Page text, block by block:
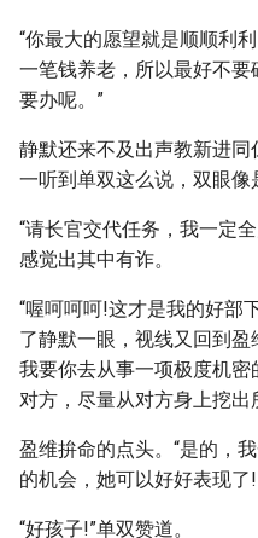
“你最大的愿望就是顺顺利
一笔钱养老，所以最好不
要办呢。”
静默还来不及出声教新进
一听到单双这么说，双眼像
“请长官交代任务，我一定
感觉出其中有诈。
“喔呵呵呵!这才是我的好部
了静默一眼，视线又回到盈
我要你去从事一项极度机
对方，尽量从对方身上挖出
盈维拚命的点头。“是的，
的机会，她可以好好表现了!
“好孩子!”单双赞道。